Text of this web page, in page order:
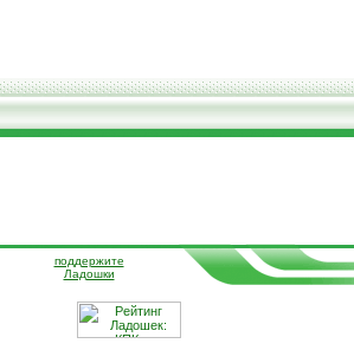
поддержите
Ладошки